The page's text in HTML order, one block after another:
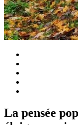
La pensée